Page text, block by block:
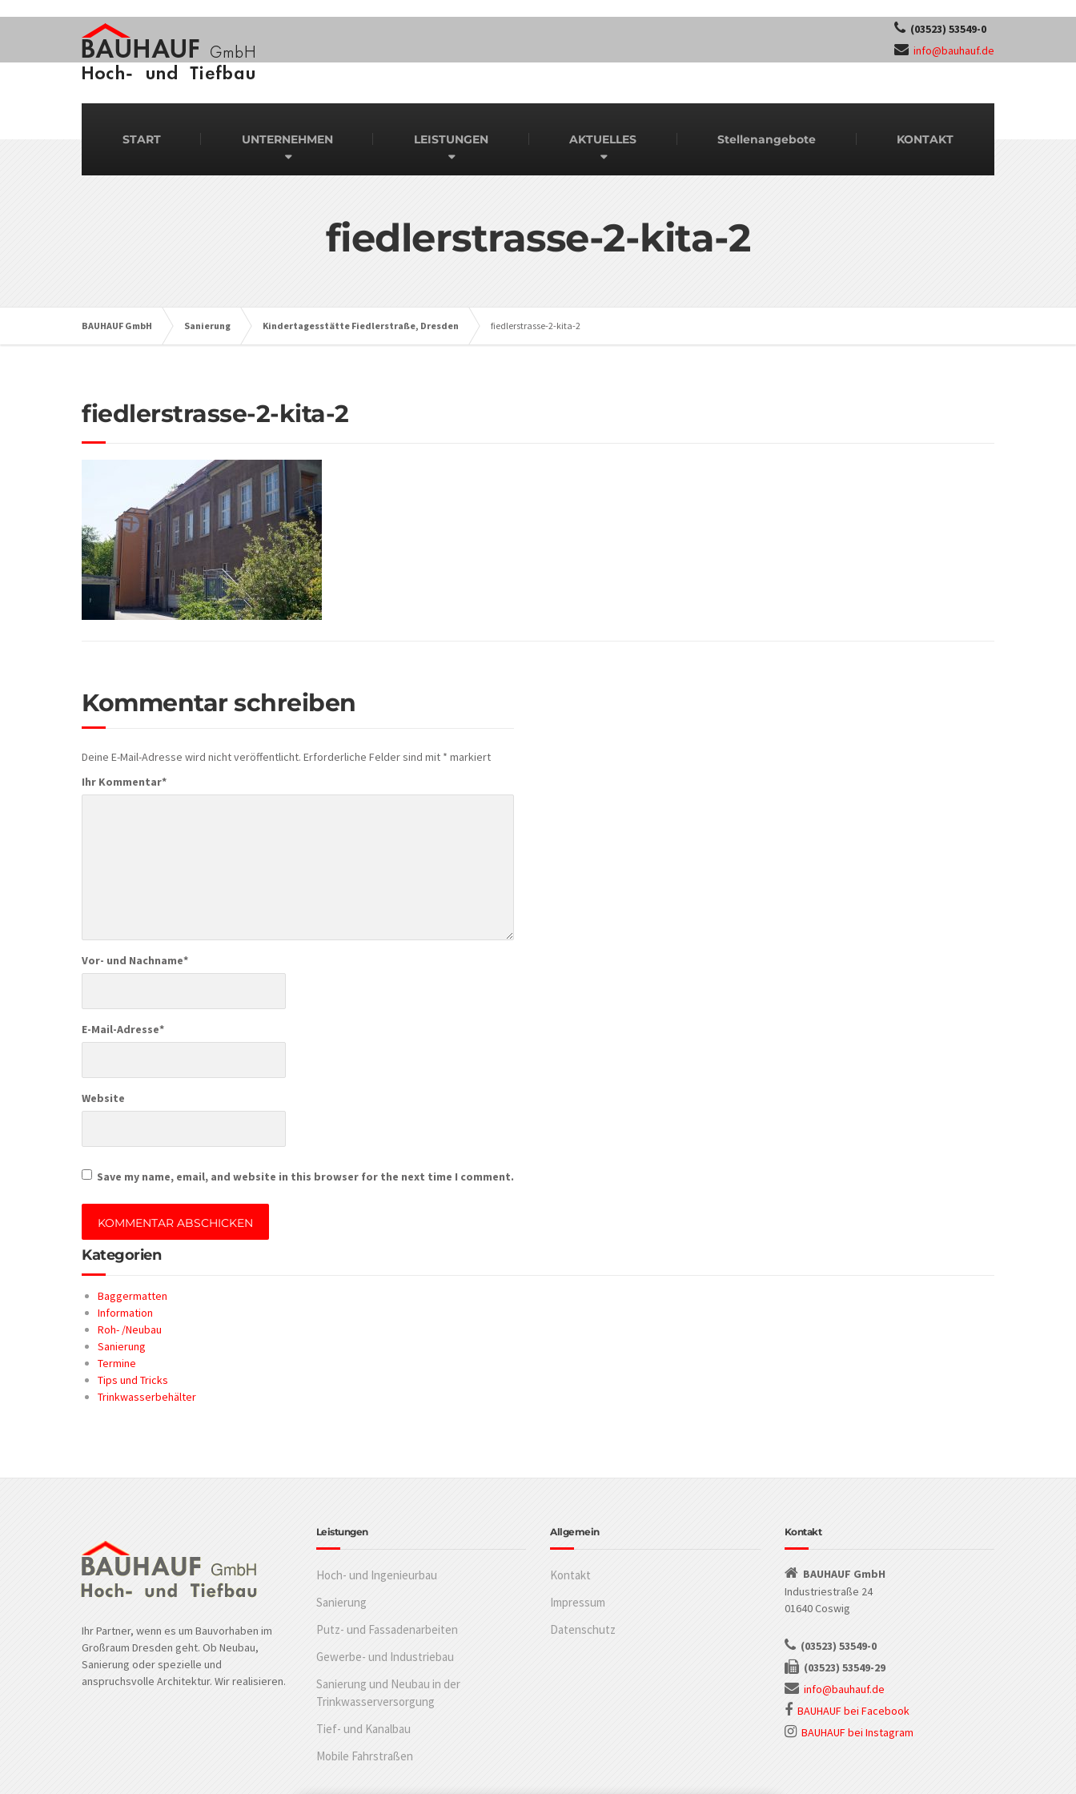
(03523) 53549-0
info@bauhauf.de
START UNTERNEHMEN LEISTUNGEN AKTUELLES Stellenangebote KONTAKT
fiedlerstrasse-2-kita-2
BAUHAUF GmbH Sanierung Kindertagesstätte Fiedlerstraße, Dresden fiedlerstrasse-2-kita-2
fiedlerstrasse-2-kita-2
Kommentar schreiben
Deine E-Mail-Adresse wird nicht veröffentlicht. Erforderliche Felder sind mit * markiert
Ihr Kommentar*
Vor- und Nachname*
E-Mail-Adresse*
Website
Save my name, email, and website in this browser for the next time I comment.
Kategorien
Baggermatten
Information
Roh- /Neubau
Sanierung
Termine
Tips und Tricks
Trinkwasserbehälter
Ihr Partner, wenn es um Bauvorhaben im
Großraum Dresden geht. Ob Neubau,
Sanierung oder spezielle und
anspruchsvolle Architektur. Wir realisieren.
Leistungen
Hoch- und Ingenieurbau
Sanierung
Putz- und Fassadenarbeiten
Gewerbe- und Industriebau
Sanierung und Neubau in der
Trinkwasserversorgung
Tief- und Kanalbau
Mobile Fahrstraßen
Allgemein
Kontakt
Impressum
Datenschutz
Kontakt
BAUHAUF GmbH
Industriestraße 24
01640 Coswig
(03523) 53549-0
(03523) 53549-29
info@bauhauf.de
BAUHAUF bei Facebook
BAUHAUF bei Instagram